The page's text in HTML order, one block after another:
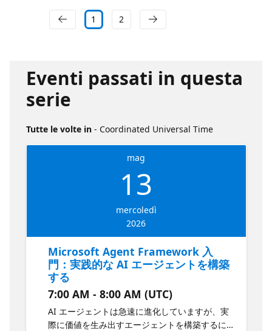
1 2
Eventi passati in questa
serie
Tutte le volte in - Coordinated Universal Time
mag
13
mercoledì
2026
Microsoft Agent Framework 入
門：実践的な AI エージェントを構築
する
7:00 AM - 8:00 AM (UTC)
AI エージェントは急速に進化していますが、実
際に価値を生み出すエージェントを構築するに